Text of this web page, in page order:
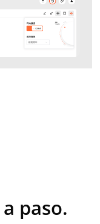
paso.